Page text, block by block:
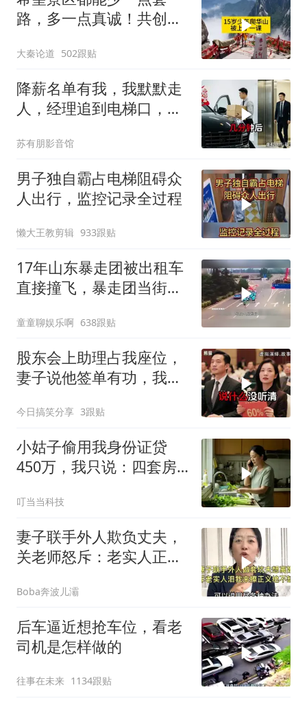
路，多一点真诚！共创良
大秦论道 502跟贴
降薪名单有我，我默默走
人，经理追到电梯口，见
苏有朋影音馆
男子独自霸占电梯阻碍众
人出行，监控记录全过程
懒大王教剪辑 933跟贴
17年山东暴走团被出租车
直接撞飞，暴走团当街拦
童童聊娱乐啊 638跟贴
股东会上助理占我座位，
妻子说他签单有功，我抛
给他当
今日搞笑分享 3跟贴
小姑子偷用我身份证贷
450万，我只说：四套房
叮当当科技
妻子联手外人欺负丈夫，
关老师怒斥：老实人正义
Boba奔波儿灞
后车逼近想抢车位，看老
司机是怎样做的
往事在未来 1134跟贴